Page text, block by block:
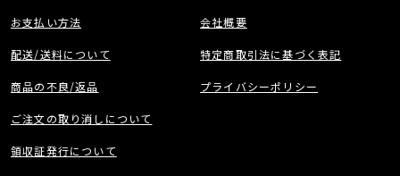
お支払い方法
配送/送料について
商品の不良/返品
ご注文の取り消しについて
領収証発行について
会社概要
特定商取引法に基づく表記
プライバシーポリシー